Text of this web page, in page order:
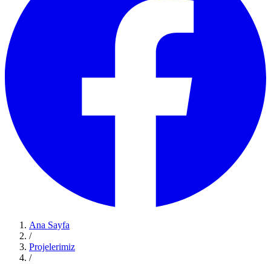
Ana Sayfa
/
Projelerimiz
/